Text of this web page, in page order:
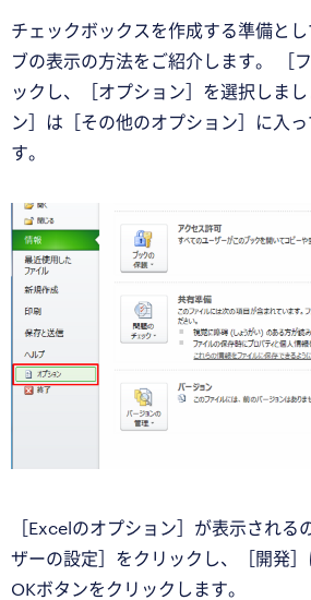
チェックボックスを作成する準備と
ブの表示の方法をご紹介します。 ［
ックし、［オプション］を選択しま
ン］は［その他のオプション］に入
す。
［Excelのオプション］が表示される
ザーの設定］をクリックし、［開発
OKボタンをクリックします。